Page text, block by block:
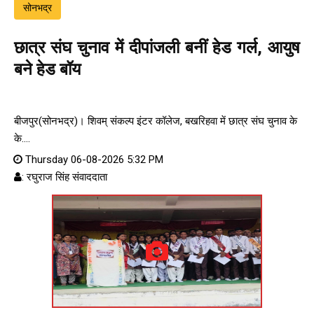
सोनभद्र
छात्र संघ चुनाव में दीपांजली बनीं हेड गर्ल, आयुष
बने हेड बॉय
बीजपुर(सोनभद्र)। शिवम् संकल्प इंटर कॉलेज, बखरिहवा में छात्र संघ चुनाव के
के....
Thursday 06-08-2026 5:32 PM
: रघुराज सिंह संवाददाता